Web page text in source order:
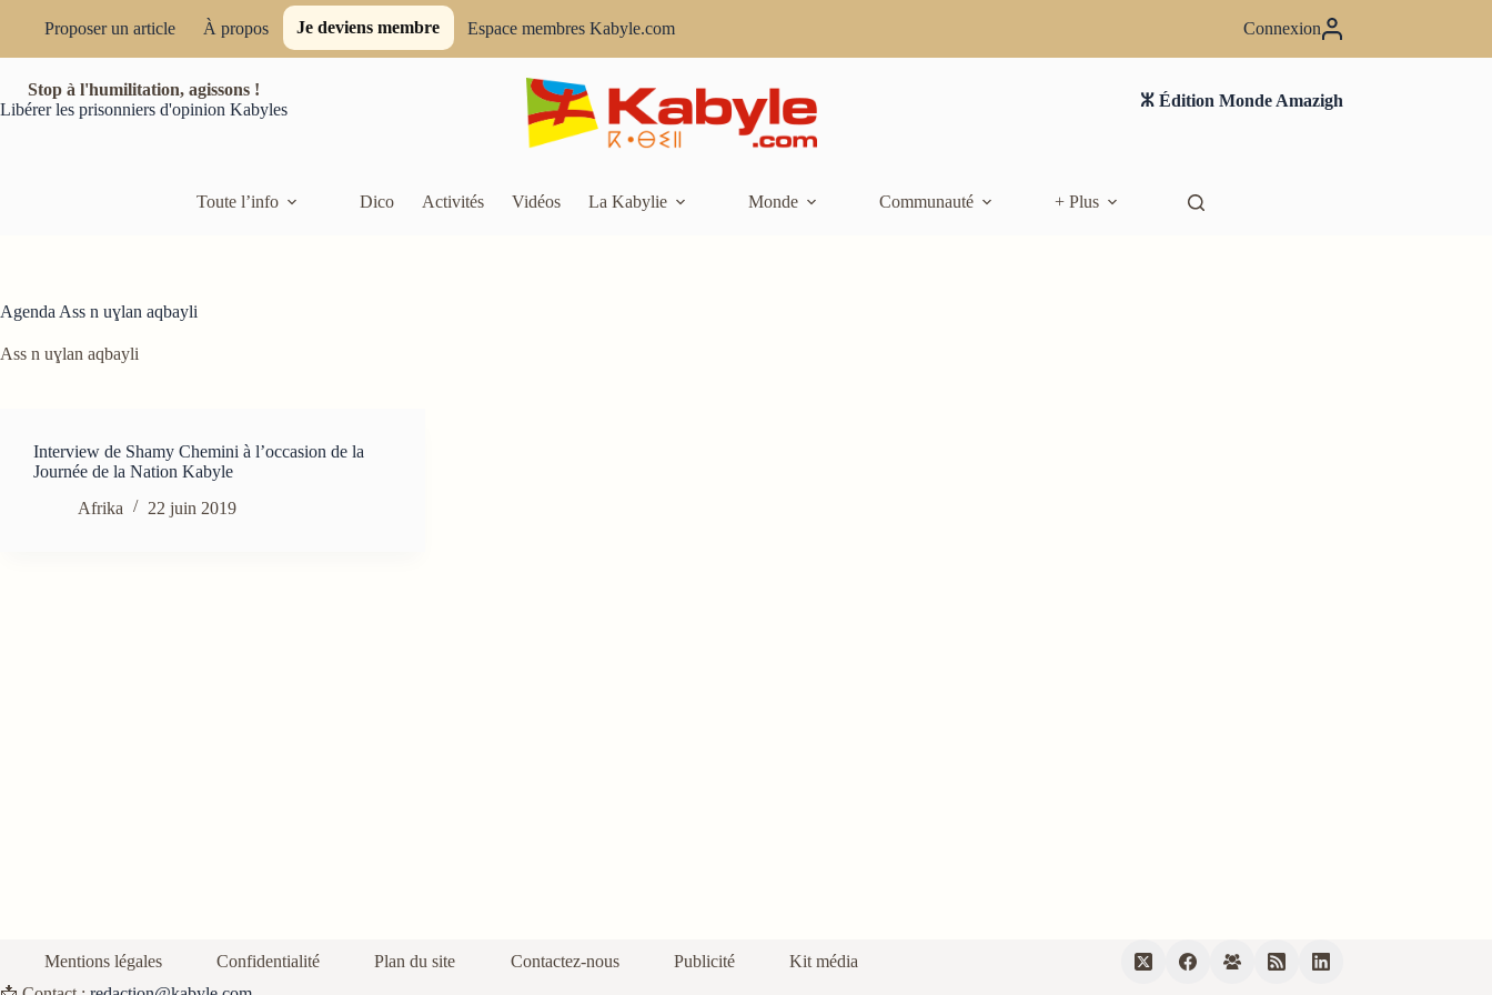
Proposer un article À propos Je deviens membre Espace membres Kabyle.com Connexion
Stop à l'humilitation, agissons !
Libérer les prisonniers d'opinion Kabyles
ⵣ Édition Monde Amazigh
Toute l’info Dico Activités Vidéos La Kabylie Monde Communauté + Plus
Agenda Ass n uɣlan aqbayli
Ass n uɣlan aqbayli
Interview de Shamy Chemini à l’occasion de la
Journée de la Nation Kabyle
Afrika
22 juin 2019
Mentions légales Confidentialité Plan du site Contactez-nous Publicité
Kit média